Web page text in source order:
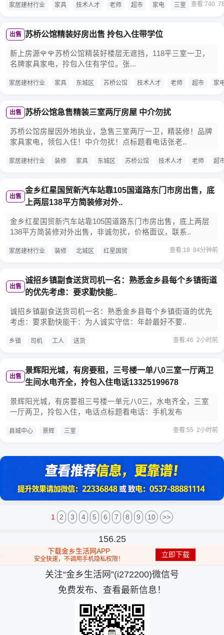
家居建材行业 家具 技术人才 老师 超市 家电 三室 查看:740
出售 苏桥公馆精装好房出售 拎包入住带学位
新上房源🌹🌹苏桥公馆精装好楼层无遮挡，118平三室一卫，
名牌家具家电，拎包入住有学位。张...
家居建材行业 家具 东城区 苏桥公馆 技术人才 老师 超市 家
出售 苏桥公馆急售精装三室两厅房屋 中介勿扰
苏桥公馆房屋因外地执业，急售三室两厅一卫，精装修！品牌
家具家电，领包入住！中介勿扰！点标题看电话张老..
家居建材行业 装修 家具 东城区 苏桥公馆 技术人才 老师 超
出售
金乡红星国贸新汽车站靠105国道路东门市房出售，底
上两层138平方简装修对外..
金乡红星国贸新汽车站靠105国道路东门市房出售，底上两层
138平方简装修对外出售，非诚勿扰，价格面议，联系..
家居建材行业 装修 北城区 红星国贸 查看:18 84分钟前
出售
诚招乡镇副食送货司机一名：熟悉金乡县每个乡镇街道
的优先考虑：要求勤快能..
诚招乡镇副食送货司机一名：熟悉金乡县每个乡镇街道的优先
考虑：要求勤快能干：为人诚实守信：年龄最好不要..
乡镇 司机 工人 送货 查看:46 2小时前
出售
景辉阳光城，有房要租，三号楼一单八0三室一厅两卫
生间水电齐全，拎包入住电话13325199678
景辉阳光城，有房要祖三号楼一单元八0三，水电齐全，三室
一厅两卫，拎包入住，电话点标题看电话：手机发布
县城中心 景辉 三室 查看:55 2小时前
1 2 3 4 5 6 7 8 9 10 >>
156.25
下载金乡生活网APP
安全快速，不调用手机隐私权限！
立即下载
关注“金乡生活网”(i272200)微信号
免费发布、查看最新信息！